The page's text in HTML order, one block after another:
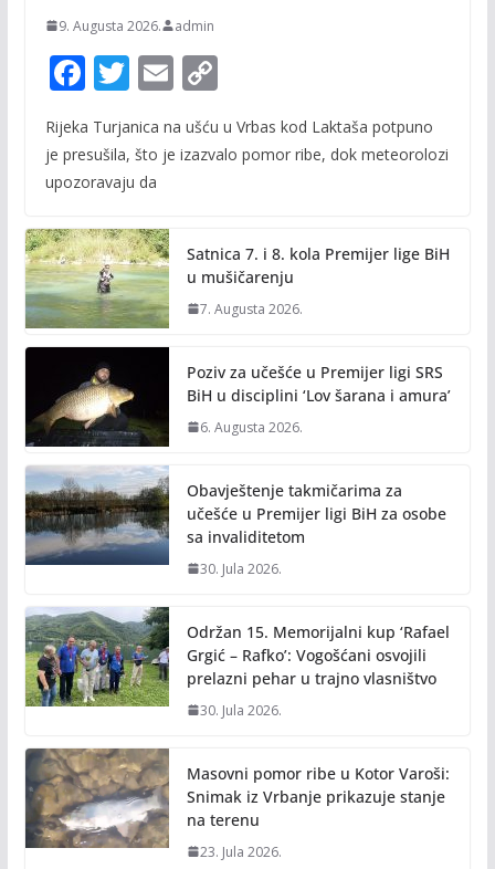
9. Augusta 2026. admin
F
e
b
o
k
T
itt
er
E
m
ai
C
p
n
k
Rijeka Turjanica na ušću u Vrbas kod Laktaša potpuno
je presušila, što je izazvalo pomor ribe, dok meteorolozi
upozoravaju da
Satnica 7. i 8. kola Premijer lige BiH
u mušičarenju
7. Augusta 2026.
Poziv za učešće u Premijer ligi SRS
BiH u disciplini ‘Lov šarana i amura’
6. Augusta 2026.
Obavještenje takmičarima za
učešće u Premijer ligi BiH za osobe
sa invaliditetom
30. Jula 2026.
Održan 15. Memorijalni kup ‘Rafael
Grgić – Rafko’: Vogošćani osvojili
prelazni pehar u trajno vlasništvo
30. Jula 2026.
Masovni pomor ribe u Kotor Varoši:
Snimak iz Vrbanje prikazuje stanje
na terenu
23. Jula 2026.